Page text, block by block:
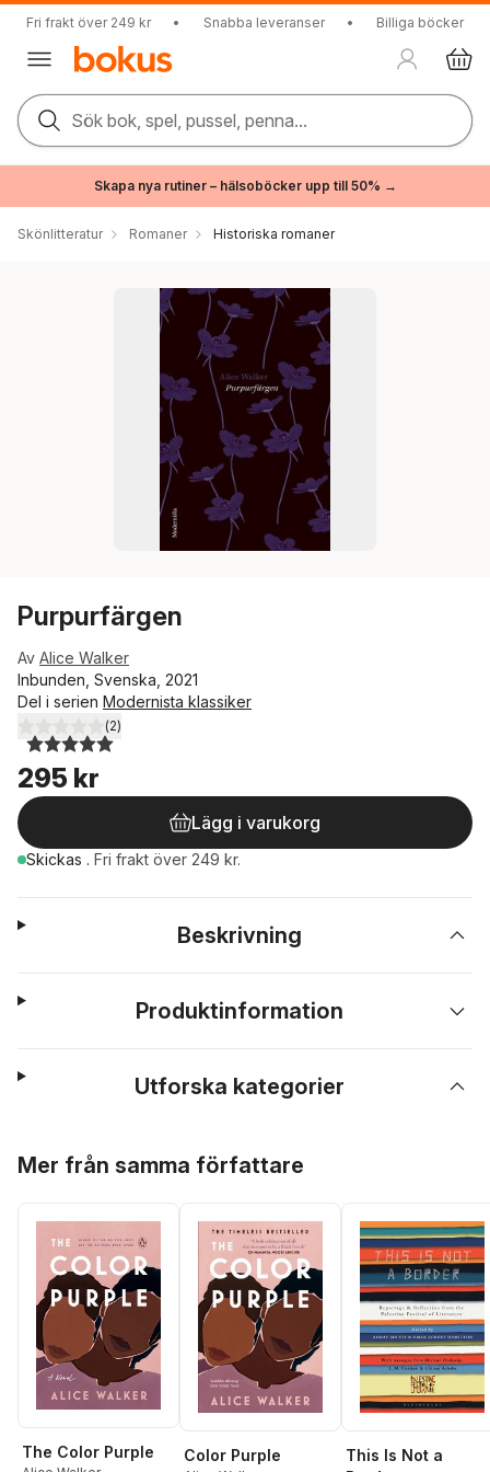
Fri frakt över 249 kr • Snabba leveranser • Billiga böcker
Sök bok, spel, pussel, penna...
Skapa nya rutiner – hälsoböcker upp till 50% →
Skönlitteratur Romaner Historiska romaner
Purpurfärgen
Av Alice Walker
Inbunden, Svenska, 2021
Del i serien Modernista klassiker
5,0utav 5 stjärnor. Totalt antal röster:
(2)
295 kr
Lägg i varukorg
Skickas . Fri frakt över 249 kr.
Beskrivning
Produktinformation
Utforska kategorier
Mer från samma författare
The Color Purple Color Purple
This Is Not a